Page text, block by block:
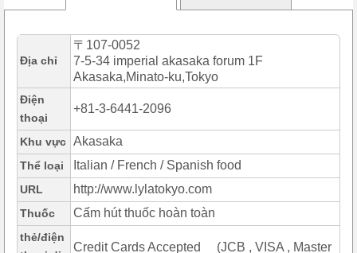
Địa chỉ
〒107-0052
7-5-34 imperial akasaka forum 1F
Akasaka,Minato-ku,Tokyo
Điện
thoại
+81-3-6441-2096
Khu vực Akasaka
Thể loại Italian / French / Spanish food
URL http://www.lylatokyo.com
Thuốc Cấm hút thuốc hoàn toàn
thẻ/điện
Credit Cards Accepted (JCB , VISA , Master